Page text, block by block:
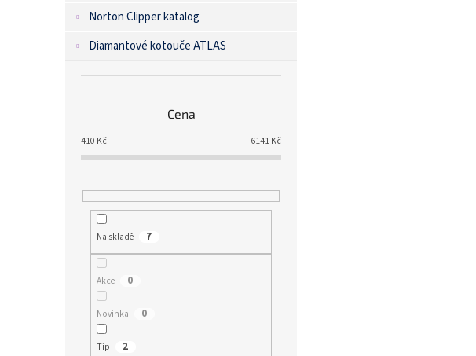
Norton Clipper katalog
Diamantové kotouče ATLAS
Cena
410 Kč 6141Kč
Na skladě 7
Akce 0
Novinka 0
Tip 2